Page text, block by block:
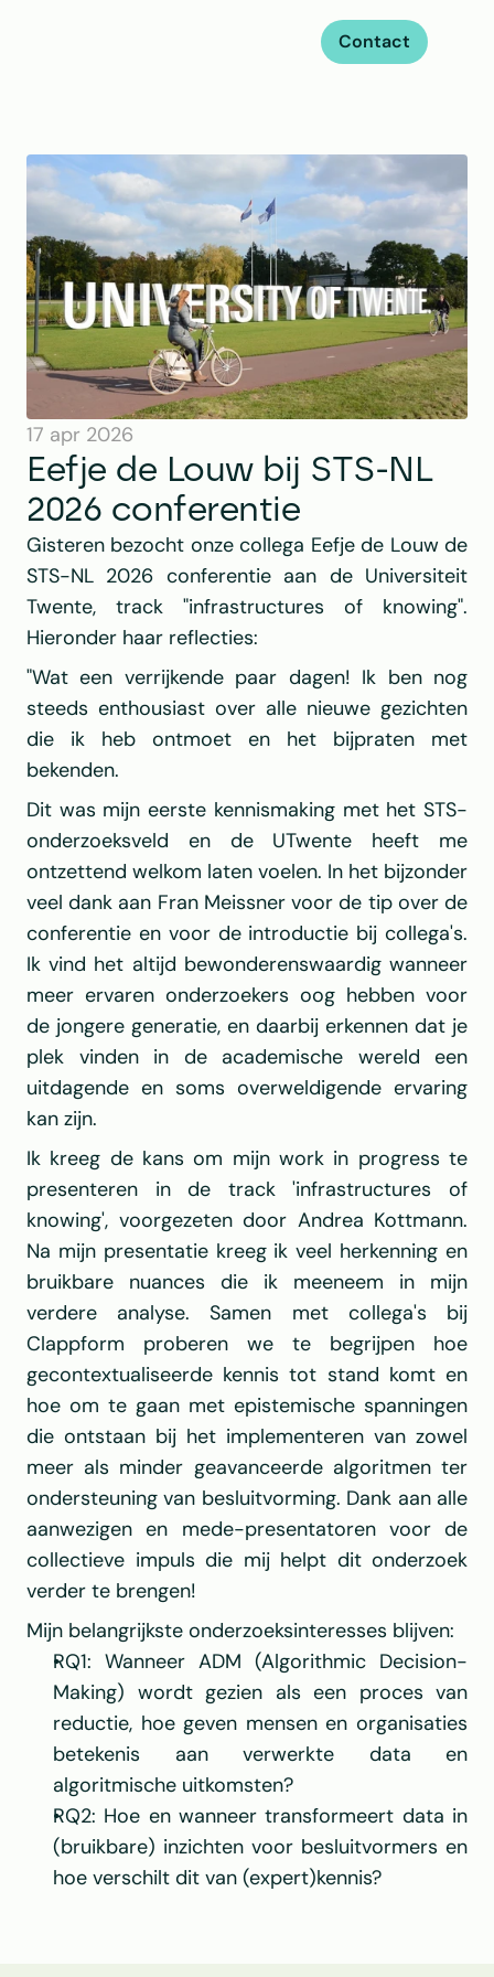
Contact
17 apr 2026
Eefje de Louw bij STS-NL
2026 conferentie
Gisteren bezocht onze collega Eefje de Louw de
STS-NL 2026 conferentie aan de Universiteit
Twente, track "infrastructures of knowing".
Hieronder haar reflecties:
"Wat een verrijkende paar dagen! Ik ben nog
steeds enthousiast over alle nieuwe gezichten
die ik heb ontmoet en het bijpraten met
bekenden.
Dit was mijn eerste kennismaking met het STS-
onderzoeksveld en de UTwente heeft me
ontzettend welkom laten voelen. In het bijzonder
veel dank aan Fran Meissner voor de tip over de
conferentie en voor de introductie bij collega's.
Ik vind het altijd bewonderenswaardig wanneer
meer ervaren onderzoekers oog hebben voor
de jongere generatie, en daarbij erkennen dat je
plek vinden in de academische wereld een
uitdagende en soms overweldigende ervaring
kan zijn.
Ik kreeg de kans om mijn work in progress te
presenteren in de track 'infrastructures of
knowing', voorgezeten door Andrea Kottmann.
Na mijn presentatie kreeg ik veel herkenning en
bruikbare nuances die ik meeneem in mijn
verdere analyse. Samen met collega's bij
Clappform proberen we te begrijpen hoe
gecontextualiseerde kennis tot stand komt en
hoe om te gaan met epistemische spanningen
die ontstaan bij het implementeren van zowel
meer als minder geavanceerde algoritmen ter
ondersteuning van besluitvorming. Dank aan alle
aanwezigen en mede-presentatoren voor de
collectieve impuls die mij helpt dit onderzoek
verder te brengen!
Mijn belangrijkste onderzoeksinteresses blijven:
RQ1: Wanneer ADM (Algorithmic Decision-
Making) wordt gezien als een proces van
reductie, hoe geven mensen en organisaties
betekenis aan verwerkte data en
algoritmische uitkomsten?
RQ2: Hoe en wanneer transformeert data in
(bruikbare) inzichten voor besluitvormers en
hoe verschilt dit van (expert)kennis?